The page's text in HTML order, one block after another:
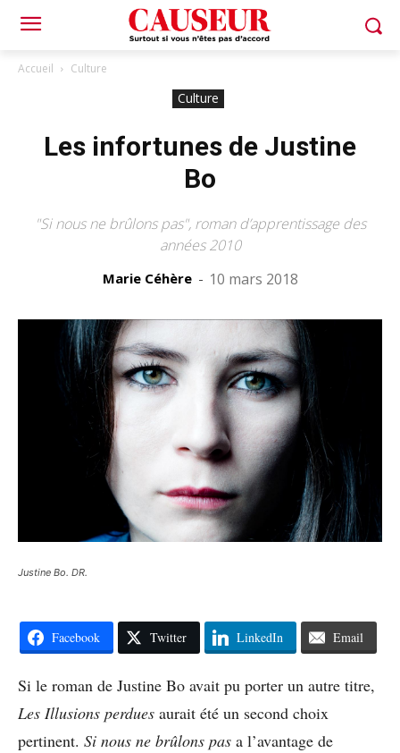
Accueil Culture
Culture
Les infortunes de Justine
Bo
"Si nous ne brûlons pas", roman d’apprentissage des
années 2010
Marie Céhère - 10 mars 2018
Justine Bo. DR.
Facebook Twitter LinkedIn Email
Si le roman de Justine Bo avait pu porter un autre titre,
Les Illusions perdues aurait été un second choix
pertinent. Si nous ne brûlons pas a l’avantage de